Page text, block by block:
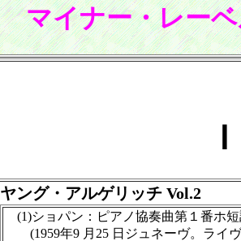
マイナー・レー
ヤング・アルゲリッチ Vol.2
(1)ショパン：ピアノ協奏曲第１番ホ短
(1959年9 月25 日ジュネーヴ。ライ